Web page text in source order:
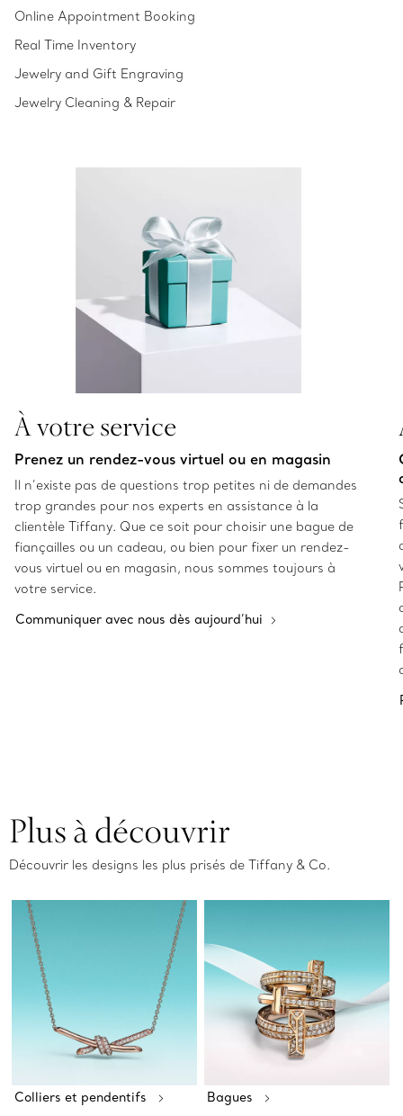
Online Appointment Booking
Real Time Inventory
Jewelry and Gift Engraving
Jewelry Cleaning & Repair
À votre service
Prenez un rendez-vous virtuel ou en magasin
Il n’existe pas de questions trop petites ni de demandes
trop grandes pour nos experts en assistance à la
clientèle Tiffany. Que ce soit pour choisir une bague de
fiançailles ou un cadeau, ou bien pour fixer un rendez-
vous virtuel ou en magasin, nous sommes toujours à
votre service.
Communiquer avec nous dès aujourd’hui
Plus à découvrir
Découvrir les designs les plus prisés de Tiffany & Co.
Colliers et pendentifs Bagues